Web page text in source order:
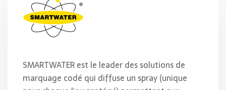
SMARTWATER est le leader des solutions de
marquage codé qui diffuse un spray (unique